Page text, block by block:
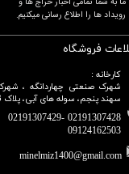
فروشگاه
کارخانه :
شهرک صنعتی چهاردانگه ،
سهند پنجم، سوله های آبی، پلاک 1/503
02191307428 -02191307429
09124162503​​​​​​​​​​​​​​​​​​​​​
minelmiz1400@gmail.com
رویداد ها را اطلاع رسانی میکنیم.​​​​​​​